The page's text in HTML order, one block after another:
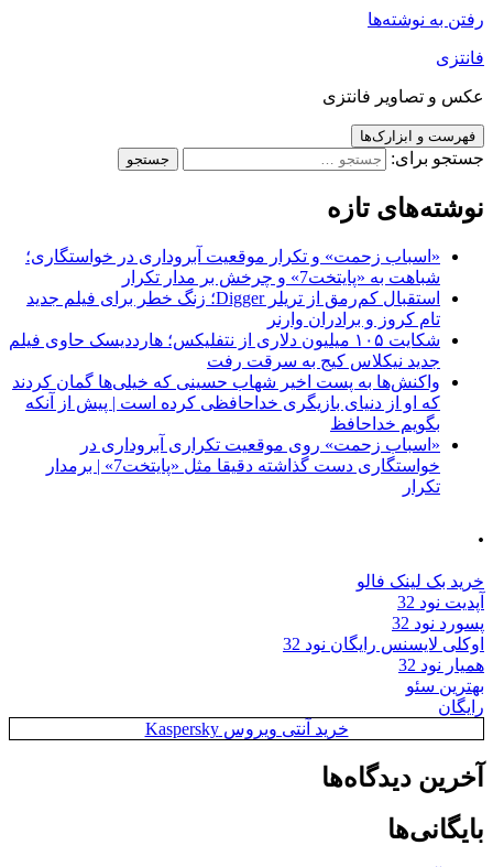
رفتن به نوشته‌ها
فانتزی
عکس و تصاویر فانتزی
فهرست و ابزارک‌ها
جستجو برای:
نوشته‌های تازه
«اسباب زحمت» و تکرار موقعیت آبروداری در خواستگاری؛
شباهت به «پایتخت7» و چرخش بر مدار تکرار
استقبال کم‌رمق از تریلر Digger؛ زنگ خطر برای فیلم جدید
تام کروز و برادران وارنر
شکایت ۱۰۵ میلیون دلاری از نتفلیکس؛ هارددیسک حاوی فیلم
جدید نیکلاس کیج به سرقت رفت
واکنش‌ها به پست اخیر شهاب حسینی که خیلی‌ها گمان کردند
که او از دنیای بازیگری خداحافظی کرده است | پیش از آنکه
بگویم خداحافظ
«اسباب زحمت» روی موقعیت تکراری آبروداری در
خواستگاری دست گذاشته دقیقا مثل «پایتخت7» | برمدار
تکرار
.
خرید بک لینک فالو
آپدیت نود 32
پسورد نود 32
اوکلی لایسنس رایگان نود 32
همیار نود 32
بهترین سئو
رایگان
خرید آنتی ویروس Kaspersky
آخرین دیدگاه‌ها
بایگانی‌ها